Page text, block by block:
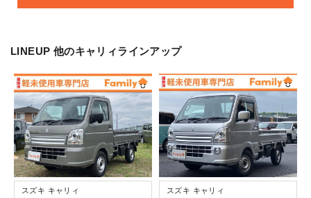
LINEUP 他のキャリィラインアップ
スズキ キャリィ スズキ キャリィ